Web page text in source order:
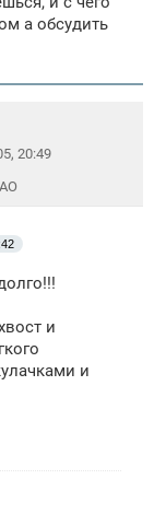
а обсудить
20:49
и
и